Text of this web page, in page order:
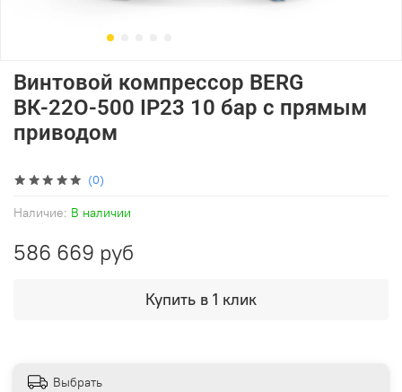
(0)
Наличие: В наличии
Винтовой компрессор BERG
ВК-22О-500 IP23 10 бар с прямым
приводом
586 669 руб
Купить в 1 клик
Выбрать